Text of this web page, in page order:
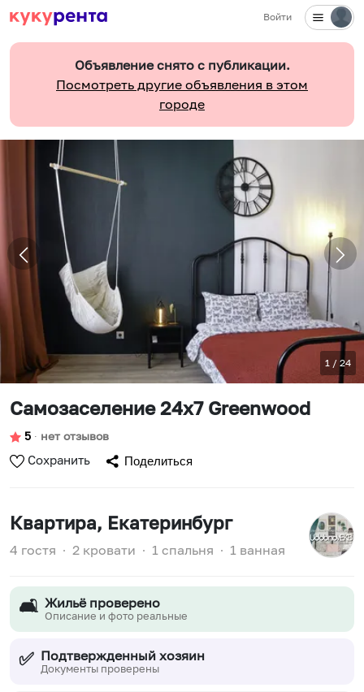
Войти
Объявление снято с публикации.
Посмотреть другие объявления в этом
городе
1 / 24
Самозаселение 24х7 Greenwood
5 ∙ нет отзывов
Сохранить Поделиться
Квартира, Екатеринбург
4 гостя ∙ 2 кровати ∙ 1 спальня ∙ 1 ванная
🛋️ Жильё проверено
Описание и фото реальные
✅ Подтвержденный хозяин
Документы проверены